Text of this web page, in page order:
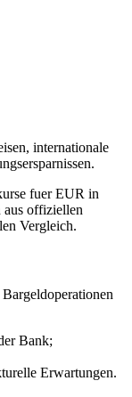
internationale
fuer EUR in
aus offiziellen
Vergleich.
Bank;
Erwartungen.